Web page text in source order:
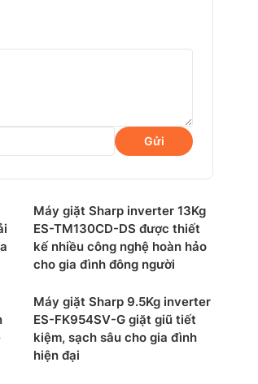
J-tech inverter nên trong
của động cơ theo điều kiện phù
theo từng giai đoạn nên máy
Gửi
Máy giặt Sharp inverter 13Kg
ES-TM130CD-DS được thiết
kế nhiều công nghệ hoàn hảo
cho gia đình đông người
Máy giặt Sharp 9.5Kg inverter
ES-FK954SV-G giặt giũ tiết
kiệm, sạch sâu cho gia đình
hiện đại